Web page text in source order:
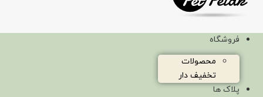
فروشگاه
محصولات
تخفیف دار
پلاک ها